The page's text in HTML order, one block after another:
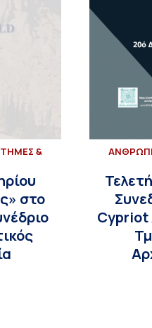
&
στο
Cypriot